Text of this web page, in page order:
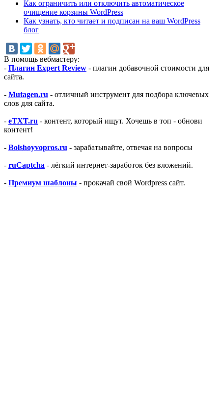
Как ограничить или отключить автоматическое
очищение корзины WordPress
Как узнать, кто читает и подписан на ваш WordPress
блог
В помощь вебмастеру:
- Плагин Expert Review - плагин добавочной стоимости для
сайта.
- Mutagen.ru - отличный инструмент для подбора ключевых
слов для сайта.
- eTXT.ru - контент, который ищут. Хочешь в топ - обнови
контент!
- Bolshoyvopros.ru - зарабатывайте, отвечая на вопросы
- ruCaptcha - лёгкий интернет-заработок без вложений.
- Премиум шаблоны - прокачай свой Wordpress сайт.